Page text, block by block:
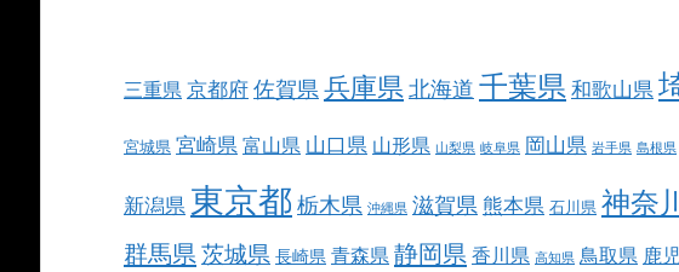
三重県京都府佐賀県 兵庫県北海道 千葉県 和歌山県
宮城県 宮崎県 富山県 山口県 山形県 山梨県 岐阜県 岡山県 岩手県 島根県
新潟県 東京都 栃木県 沖縄県 滋賀県 熊本県 石川県 神奈
群馬県茨城県 長崎県 青森県静岡県 香川県 高知県 鳥取県 鹿